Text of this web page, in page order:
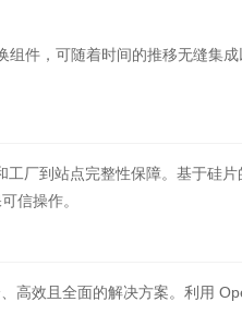
组件，可随着时间的推移无缝集
厂到站点完整性保障。基于硅
信操作。
高效且全面的解决方案。利用